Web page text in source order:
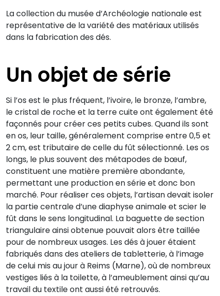
La collection du musée d’Archéologie nationale est
représentative de la variété des matériaux utilisés
dans la fabrication des dés.
Un objet de série
Si l’os est le plus fréquent, l’ivoire, le bronze, l’ambre,
le cristal de roche et la terre cuite ont également été
façonnés pour créer ces petits cubes. Quand ils sont
en os, leur taille, généralement comprise entre 0,5 et
2 cm, est tributaire de celle du fût sélectionné. Les os
longs, le plus souvent des métapodes de bœuf,
constituent une matière première abondante,
permettant une production en série et donc bon
marché. Pour réaliser ces objets, l’artisan devait isoler
la partie centrale d’une diaphyse animale et scier le
fût dans le sens longitudinal. La baguette de section
triangulaire ainsi obtenue pouvait alors être taillée
pour de nombreux usages. Les dés à jouer étaient
fabriqués dans des ateliers de tabletterie, à l’image
de celui mis au jour à Reims (Marne), où de nombreux
vestiges liés à la toilette, à l’ameublement ainsi qu’au
travail du textile ont aussi été retrouvés.